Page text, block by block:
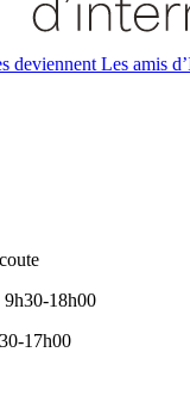
deviennent Les amis
9h30-18h00
17h00